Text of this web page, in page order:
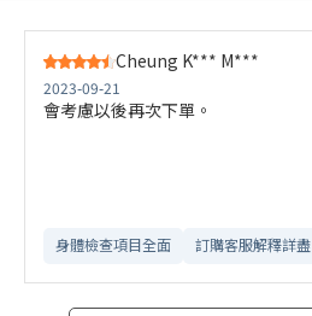
Cheung K*** M***
2023-09-21
會考慮以後再次下單。
身體檢查項目全面 訂購客服解釋詳盡